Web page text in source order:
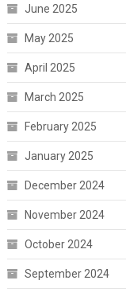
June 2025
May 2025
April 2025
March 2025
February 2025
January 2025
December 2024
November 2024
October 2024
September 2024